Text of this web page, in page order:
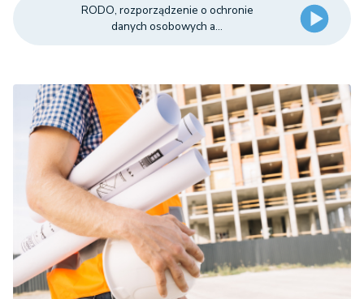
RODO, rozporządzenie o ochronie
danych osobowych a...